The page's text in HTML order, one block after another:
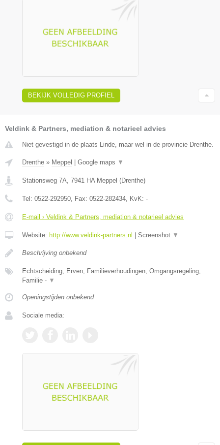
BEKIJK VOLLEDIG PROFIEL
Veldink & Partners, mediation & notarieel advies
Niet gevestigd in de plaats Linde, maar wel in de provincie Drenthe.
Drenthe » Meppel Google maps ▼
Stationsweg 7A 7941 HA Meppel (Drenthe)
Tel: 0522-292950 , Fax: 0522-282434 , KvK: -
E-mail › Veldink & Partners, mediation & notarieel advies
Website: http://www.veldink-partners.nl Screenshot ▼
Beschrijving onbekend
Echtscheiding, Erven, Familieverhoudingen, Omgangsregeling,
Familie - ▼
Openingstijden onbekend
Sociale media: